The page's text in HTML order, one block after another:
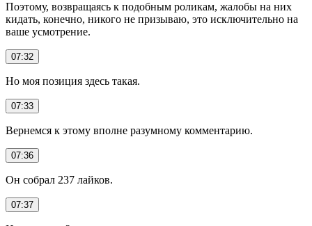
Поэтому, возвращаясь к подобным роликам, жалобы на них
кидать, конечно, никого не призываю, это исключительно на
ваше усмотрение.
07:32
Но моя позиция здесь такая.
07:33
Вернемся к этому вполне разумному комментарию.
07:36
Он собрал 237 лайков.
07:37